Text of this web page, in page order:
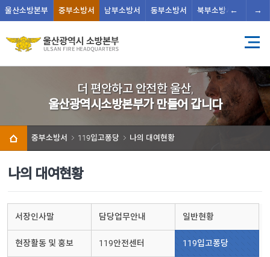
←
울산소방본부 중부소방서 남부소방서 동부소방서 북부소방서 남울주
→
더 편안하고 안전한 울산,
울산광역시소방본부가 만들어 갑니다
중부소방서 119입고퐁당 나의 대여현황
나의 대여현황
서장인사말 담당업무안내 일반현황
현장활동 및 홍보 119안전센터 119입고퐁당